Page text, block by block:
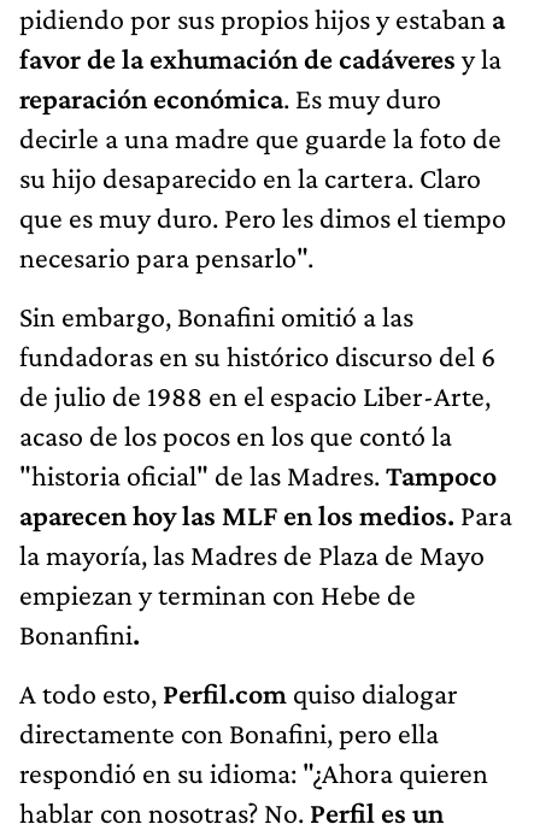
pidiendo por sus propios hijos y estaban a
favor de la exhumación de cadáveres y la
reparación económica. Es muy duro
decirle a una madre que guarde la foto de
su hijo desaparecido en la cartera. Claro
que es muy duro. Pero les dimos el tiempo
necesario para pensarlo".
Sin embargo, Bonafini omitió a las
fundadoras en su histórico discurso del 6
de julio de 1988 en el espacio Liber-Arte,
acaso de los pocos en los que contó la
"historia oficial" de las Madres.Tampoco
aparecen hoy las MLF en los medios. Para
la mayoría, las Madres de Plaza de Mayo
empiezan y terminan con Hebe de
Bonanfini.
A todo esto, Perfil.com quiso dialogar
directamente con Bonafini, pero ella
respondió en su idioma: "¿Ahora quieren
hablar con nosotras? No. Perfil es un